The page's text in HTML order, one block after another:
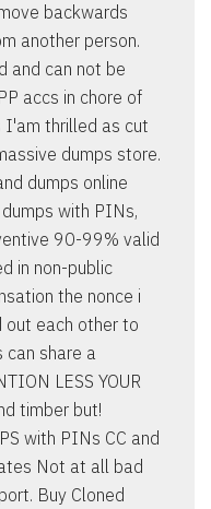
backwards
another person.
and can not be
accs in chore of
I'am thrilled as cut
dumps store.
dumps online
with PINs,
90-99% valid
in non-public
the nonce i
out each other to
share a
LESS YOUR
timber but!
with PINs CC and
Not at all bad
Buy Cloned